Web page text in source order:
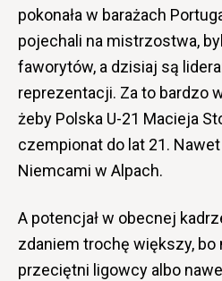
pokonała w barażach
pojechali na mistrzostwa,
faworytów, a dzisiaj są
reprezentacji. Za to bardzo
żeby Polska U-21 Macieja
czempionat do lat 21.
Niemcami w Alpach.
A potencjał w obecnej
zdaniem trochę większy, bo
przeciętni ligowcy albo